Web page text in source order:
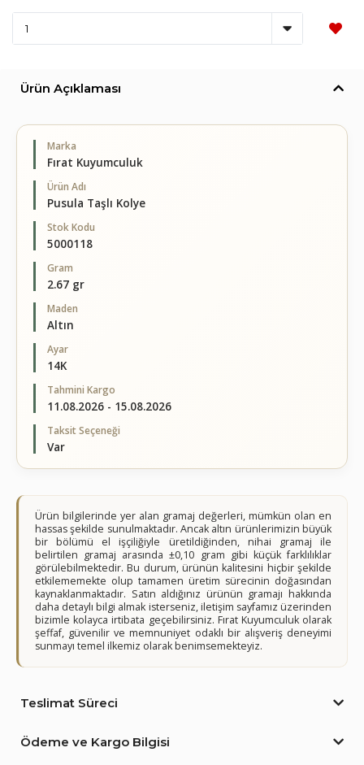
Ürün Açıklaması
Marka
Fırat Kuyumculuk
Ürün Adı
Pusula Taşlı Kolye
Stok Kodu
5000118
Gram
2.67 gr
Maden
Altın
Ayar
14K
Tahmini Kargo
11.08.2026 - 15.08.2026
Taksit Seçeneği
Var
Ürün bilgilerinde yer alan gramaj değerleri, mümkün olan en
hassas şekilde sunulmaktadır. Ancak altın ürünlerimizin büyük
bir bölümü el işçiliğiyle üretildiğinden, nihai gramaj ile
belirtilen gramaj arasında ±0,10 gram gibi küçük farklılıklar
görülebilmektedir. Bu durum, ürünün kalitesini hiçbir şekilde
etkilememekte olup tamamen üretim sürecinin doğasından
kaynaklanmaktadır. Satın aldığınız ürünün gramajı hakkında
daha detaylı bilgi almak isterseniz, iletişim sayfamız üzerinden
bizimle kolayca irtibata geçebilirsiniz. Fırat Kuyumculuk olarak
şeffaf, güvenilir ve memnuniyet odaklı bir alışveriş deneyimi
sunmayı temel ilkemiz olarak benimsemekteyiz.
Teslimat Süreci
Ödeme ve Kargo Bilgisi